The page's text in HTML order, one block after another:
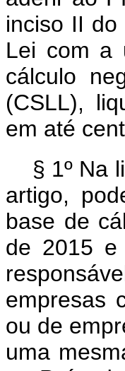
inciso II do
Lei com a
cálculo
(CSLL),
em até
§ 1º Na
artigo,
base de
de 2015 e
empresas
ou de
uma